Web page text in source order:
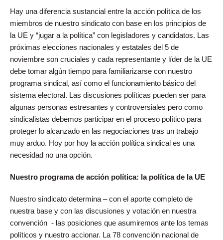
Hay una diferencia sustancial entre la acción política de los
miembros de nuestro sindicato con base en los principios de
la UE y “jugar a la política” con legisladores y candidatos. Las
próximas elecciones nacionales y estatales del 5 de
noviembre son cruciales y cada representante y líder de la UE
debe tomar algún tiempo para familiarizarse con nuestro
programa sindical, así como el funcionamiento básico del
sistema electoral. Las discusiones políticas pueden ser para
algunas personas estresantes y controversiales pero como
sindicalistas debemos participar en el proceso político para
proteger lo alcanzado en las negociaciones tras un trabajo
muy arduo. Hoy por hoy la acción política sindical es una
necesidad no una opción.
Nuestro programa de acción política: la política de la UE
Nuestro sindicato determina – con el aporte completo de
nuestra base y con las discusiones y votación en nuestra
convención - las posiciones que asumiremos ante los temas
políticos y nuestro accionar. La 78 convención nacional de